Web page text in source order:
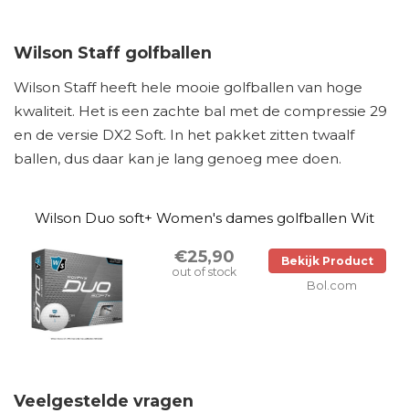
Wilson Staff golfballen
Wilson Staff heeft hele mooie golfballen van hoge
kwaliteit. Het is een zachte bal met de compressie 29
en de versie DX2 Soft. In het pakket zitten twaalf
ballen, dus daar kan je lang genoeg mee doen.
Wilson Duo soft+ Women's dames golfballen Wit
€25,90
out of stock
Bekijk Product
Bol.com
Veelgestelde vragen